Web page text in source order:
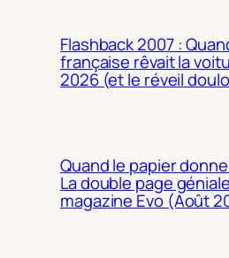
Flashback 2007 :
française rêvait la
2026 (et le réveil
Quand le papier
La double page
magazine Evo (Août